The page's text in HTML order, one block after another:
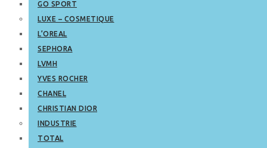
GO SPORT
LUXE – COSMETIQUE
L’OREAL
SEPHORA
LVMH
YVES ROCHER
CHANEL
CHRISTIAN DIOR
INDUSTRIE
TOTAL